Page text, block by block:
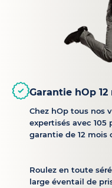
Garantie hOp 12
Chez hOp tous nos
expertisés avec
garantie de 12 mois
Roulez en toute
large éventail de